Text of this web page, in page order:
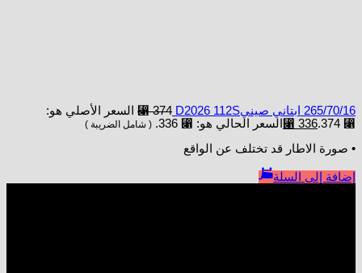
265/70/16 ابتاني صينيD2026 112S ⃁374
السعر الأصلي هو:
⃁ 374.
⃁ 336 السعر الحالي هو: ⃁ 336. ( شامل الضريبة )
• صورة الاطار قد تختلف عن الواقع
إضافة إلى السلة